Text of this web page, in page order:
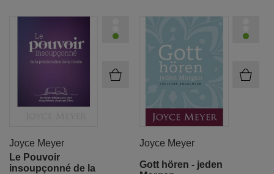
Joyce Meyer
Le Pouvoir
insoupçonné de la
Joyce Meyer
Gott hören - jeden